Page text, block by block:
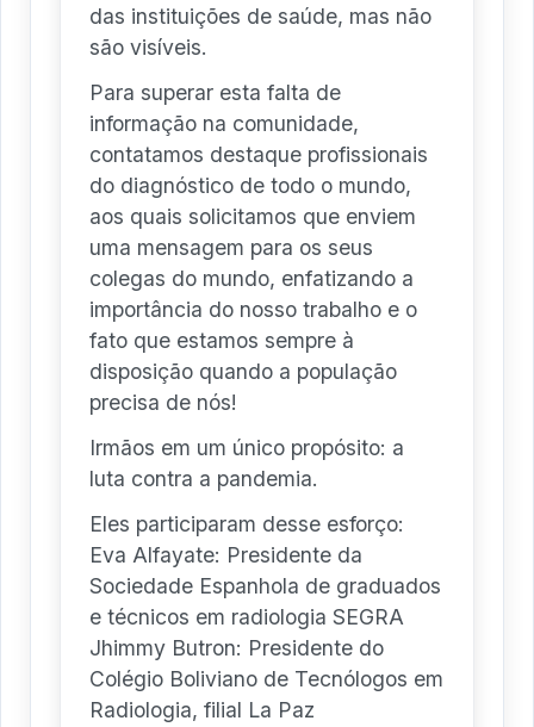
das instituições de saúde, mas não
são visíveis.
Para superar esta falta de
informação na comunidade,
contatamos destaque profissionais
do diagnóstico de todo o mundo,
aos quais solicitamos que enviem
uma mensagem para os seus
colegas do mundo, enfatizando a
importância do nosso trabalho e o
fato que estamos sempre à
disposição quando a população
precisa de nós!
Irmãos em um único propósito: a
luta contra a pandemia.
Eles participaram desse esforço:
Eva Alfayate: Presidente da
Sociedade Espanhola de graduados
e técnicos em radiologia SEGRA
Jhimmy Butron: Presidente do
Colégio Boliviano de Tecnólogos em
Radiologia, filial La Paz